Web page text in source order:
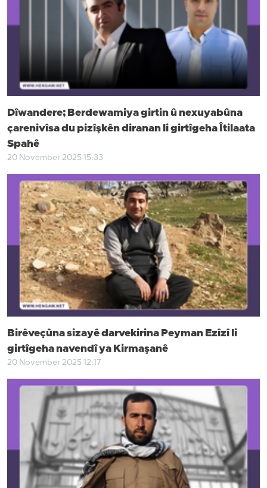
Dîwandere; Berdewamiya girtin û nexuyabûna
çarenivîsa du pizîşkên diranan li girtîgeha Îtilaata
Spahê
20 November 2025 15:33
Birêveçûna sizayê darvekirina Peyman Ezîzî li
girtîgeha navendî ya Kirmaşanê
20 November 2025 12:17